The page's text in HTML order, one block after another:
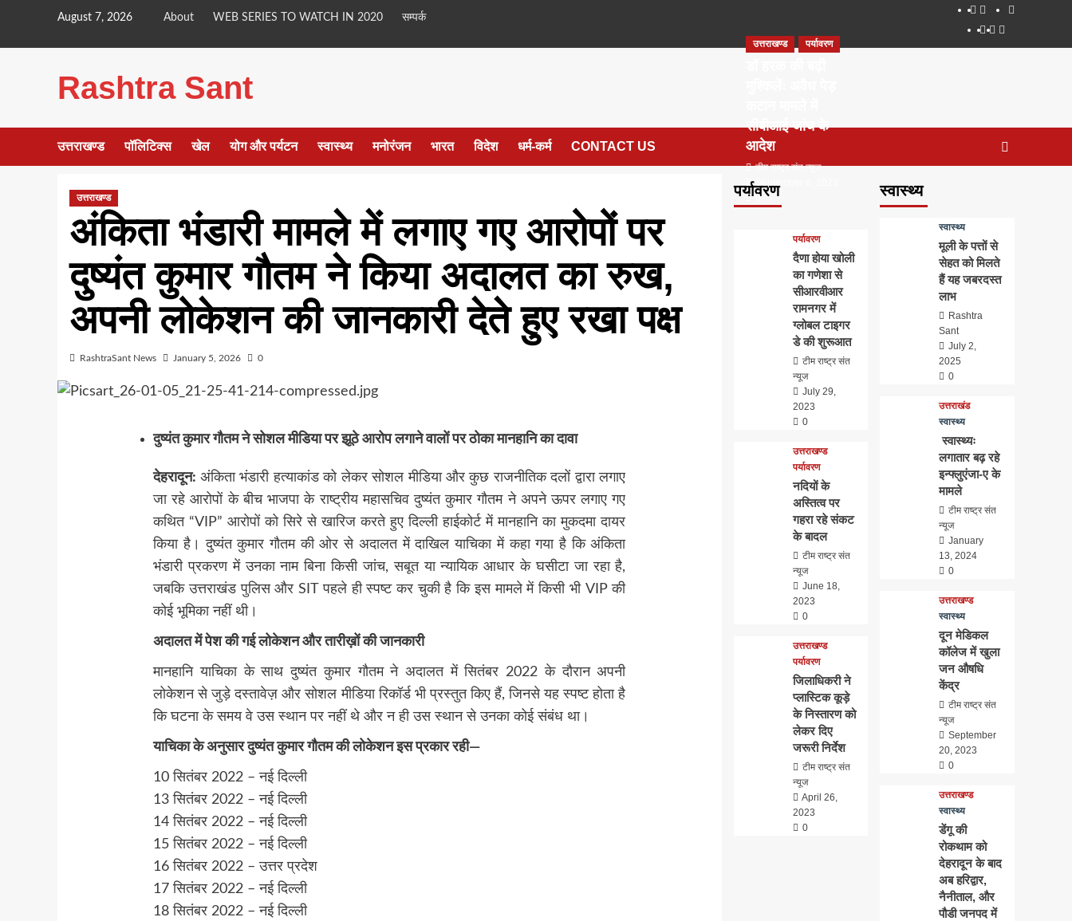
content
August 7, 2026 About WEB SERIES TO WATCH IN 2020 सम्पर्क
About
WEB
SERIES
Dehradun
Smart
Life
in
Places
to
सम्पर्क
Rashtra Sant
उत्तराखण्ड पॉलिटिक्स खेल योग और पर्यटन स्वास्थ्य मनोरंजन भारत विदेश धर्म-कर्म CONTACT US
उत्तराखण्ड
अंकिता भंडारी मामले में लगाए गए आरोपों पर
दुष्यंत कुमार गौतम ने किया अदालत का रुख,
अपनी लोकेशन की जानकारी देते हुए रखा पक्ष
RashtraSant News January 5, 2026 0
दुष्यंत कुमार गौतम ने सोशल मीडिया पर झूठे आरोप लगाने वालों पर ठोका मानहानि का दावा
देहरादून: अंकिता भंडारी हत्याकांड को लेकर सोशल मीडिया और कुछ राजनीतिक दलों द्वारा लगाए
जा रहे आरोपों के बीच भाजपा के राष्ट्रीय महासचिव दुष्यंत कुमार गौतम ने अपने ऊपर लगाए गए
कथित “VIP” आरोपों को सिरे से खारिज करते हुए दिल्ली हाईकोर्ट में मानहानि का मुकदमा दायर
किया है। दुष्यंत कुमार गौतम की ओर से अदालत में दाखिल याचिका में कहा गया है कि अंकिता
भंडारी प्रकरण में उनका नाम बिना किसी जांच, सबूत या न्यायिक आधार के घसीटा जा रहा है,
जबकि उत्तराखंड पुलिस और SIT पहले ही स्पष्ट कर चुकी है कि इस मामले में किसी भी VIP की
कोई भूमिका नहीं थी।
अदालत में पेश की गई लोकेशन और तारीख़ों की जानकारी
मानहानि याचिका के साथ दुष्यंत कुमार गौतम ने अदालत में सितंबर 2022 के दौरान अपनी
लोकेशन से जुड़े दस्तावेज़ और सोशल मीडिया रिकॉर्ड भी प्रस्तुत किए हैं, जिनसे यह स्पष्ट होता है
कि घटना के समय वे उस स्थान पर नहीं थे और न ही उस स्थान से उनका कोई संबंध था।
याचिका के अनुसार दुष्यंत कुमार गौतम की लोकेशन इस प्रकार रही—
10 सितंबर 2022 – नई दिल्ली
13 सितंबर 2022 – नई दिल्ली
14 सितंबर 2022 – नई दिल्ली
15 सितंबर 2022 – नई दिल्ली
16 सितंबर 2022 – उत्तर प्रदेश
17 सितंबर 2022 – नई दिल्ली
18 सितंबर 2022 – नई दिल्ली
पर्यावरण
उत्तराखण्ड पर्यावरण
सीबीआई जांच के
आदेश
टीम राष्ट्र संत न्यूज
September 6, 2023
0
पर्यावरण
दैणा होया खोली
का गणेशा से
सीआरवीआर
रामनगर में
ग्लोबल टाइगर
डे की शुरूआत
टीम राष्ट्र संत
न्यूज
July 29,
2023
0
उत्तराखण्ड
पर्यावरण
नदियों के
अस्तित्व पर
गहरा रहे संकट
के बादल
टीम राष्ट्र संत
न्यूज
June 18,
2023
0
उत्तराखण्ड
पर्यावरण
जिलाधिकरी ने
प्लास्टिक कूड़े
के निस्तारण को
लेकर दिए
जरूरी निर्देश
टीम राष्ट्र संत
न्यूज
April 26,
2023
0
स्वास्थ्य
स्वास्थ्य
मूली के पत्तों से
सेहत को मिलते
हैं यह जबरदस्त
लाभ
Rashtra
Sant
July 2,
2025
0
उत्तराखंड
स्वास्थ्य
स्वास्थ्यः
लगातार बढ़ रहे
इन्फ्लुएंजा-ए के
मामले
टीम राष्ट्र संत
न्यूज
January
13, 2024
0
उत्तराखण्ड
स्वास्थ्य
दून मेडिकल
कॉलेज में खुला
जन औषधि
केंद्र
टीम राष्ट्र संत
न्यूज
September
20, 2023
0
उत्तराखण्ड
स्वास्थ्य
डेंगू की
रोकथाम को
देहरादून के बाद
अब हरिद्वार,
नैनीताल, और
पौडी जनपद में